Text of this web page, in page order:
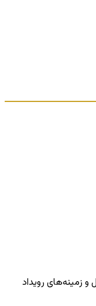
زمینه‌های رویداد